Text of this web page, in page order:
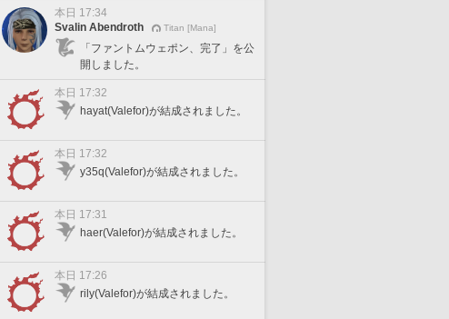
本日 17:34
Svalin Abendroth
Titan [Mana]
「ファントムウェポン、完了」を公
開しました。
本日 17:32
hayat(Valefor)が結成されました。
本日 17:32
y35q(Valefor)が結成されました。
本日 17:31
haer(Valefor)が結成されました。
本日 17:26
rily(Valefor)が結成されました。